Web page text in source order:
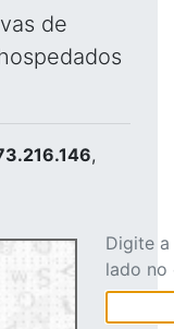
de
,
Digite
lado no